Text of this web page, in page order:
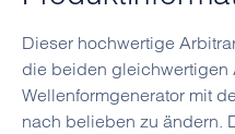
Dieser hochwertige
die beiden gleichwertigen
Wellenformgenerator mit
nach belieben zu ändern.